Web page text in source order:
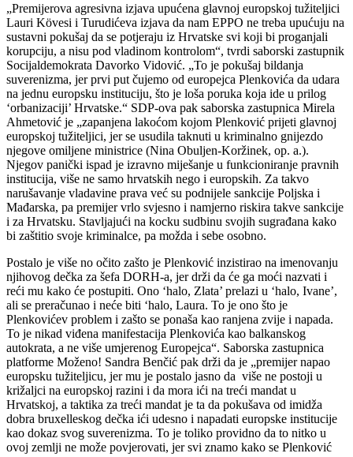
„Premijerova agresivna izjava upućena glavnoj europskoj tužiteljici
Lauri Kövesi i Turudićeva izjava da nam EPPO ne treba upućuju na
sustavni pokušaj da se potjeraju iz Hrvatske svi koji bi proganjali
korupciju, a nisu pod vladinom kontrolom“, tvrdi saborski zastupnik
Socijaldemokrata Davorko Vidović. „To je pokušaj bildanja
suverenizma, jer prvi put čujemo od europejca Plenkovića da udara
na jednu europsku instituciju, što je loša poruka koja ide u prilog
‘orbanizaciji’ Hrvatske.“ SDP-ova pak saborska zastupnica Mirela
Ahmetović je „zapanjena lakoćom kojom Plenković prijeti glavnoj
europskoj tužiteljici, jer se usudila taknuti u kriminalno gnijezdo
njegove omiljene ministrice (Nina Obuljen-Koržinek, op. a.).
Njegov panički ispad je izravno miješanje u funkcioniranje pravnih
institucija, više ne samo hrvatskih nego i europskih. Za takvo
narušavanje vladavine prava već su podnijele sankcije Poljska i
Mađarska, pa premijer vrlo svjesno i namjerno riskira takve sankcije
i za Hrvatsku. Stavljajući na kocku sudbinu svojih sugrađana kako
bi zaštitio svoje kriminalce, pa možda i sebe osobno.
Postalo je više no očito zašto je Plenković inzistirao na imenovanju
njihovog dečka za šefa DORH-a, jer drži da će ga moći nazvati i
reći mu kako će postupiti. Ono ‘halo, Zlata’ prelazi u ‘halo, Ivane’,
ali se preračunao i neće biti ‘halo, Laura. To je ono što je
Plenkovićev problem i zašto se ponaša kao ranjena zvije i napada.
To je nikad viđena manifestacija Plenkovića kao balkanskog
autokrata, a ne više umjerenog Europejca“. Saborska zastupnica
platforme Moženo! Sandra Benčić pak drži da je „premijer napao
europsku tužiteljicu, jer mu je postalo jasno da više ne postoji u
križaljci na europskoj razini i da mora ići na treći mandat u
Hrvatskoj, a taktika za treći mandat je ta da pokušava od imidža
dobra bruxelleskog dečka ići udesno i napadati europske institucije
kao dokaz svog suverenizma. To je toliko providno da to nitko u
ovoj zemlji ne može povjerovati, jer svi znamo kako se Plenković